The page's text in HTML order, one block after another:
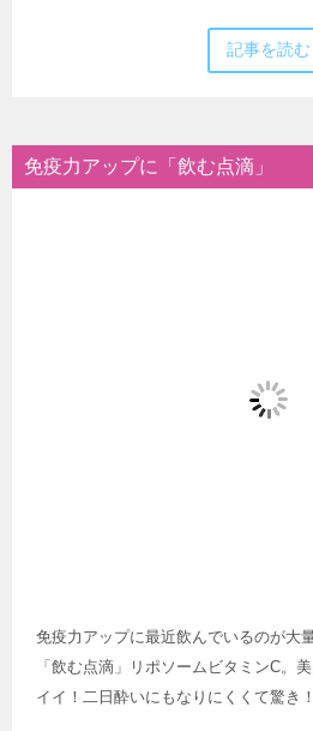
記事を読む
免疫力アップに「飲む点滴」
免疫力アップに最近飲んでいるのが大
「飲む点滴」リポソームビタミンC。
イイ！二日酔いにもなりにくくて驚き！